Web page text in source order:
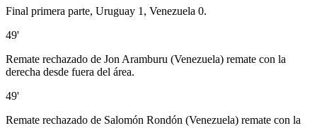
Final primera parte, Uruguay 1, Venezuela 0.
49'
Remate rechazado de Jon Aramburu (Venezuela) remate con la
derecha desde fuera del área.
49'
Remate rechazado de Salomón Rondón (Venezuela) remate con la